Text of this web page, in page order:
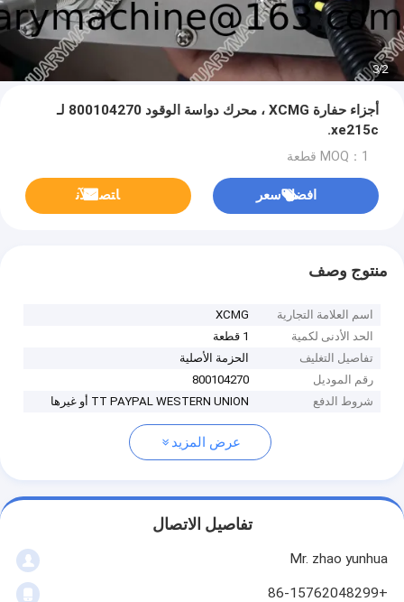
2
/
3
أجزاء حفارة XCMG ، محرك دواسة الوقود 800104270 لـ
xe215c.
MOQ：1 قطعة
افضل سعر ﺎﺘﺼﻟ ﺍﻶﻧ
منتوج وصف
اسم العلامة التجارية
XCMG
الحد الأدنى لكمية
1 قطعة
تفاصيل التغليف
الحزمة الأصلية
رقم الموديل
800104270
شروط الدفع
TT PAYPAL WESTERN UNION أو غيرها
عرض المزيد
تفاصيل الاتصال
Mr. zhao yunhua
+86-15762048299